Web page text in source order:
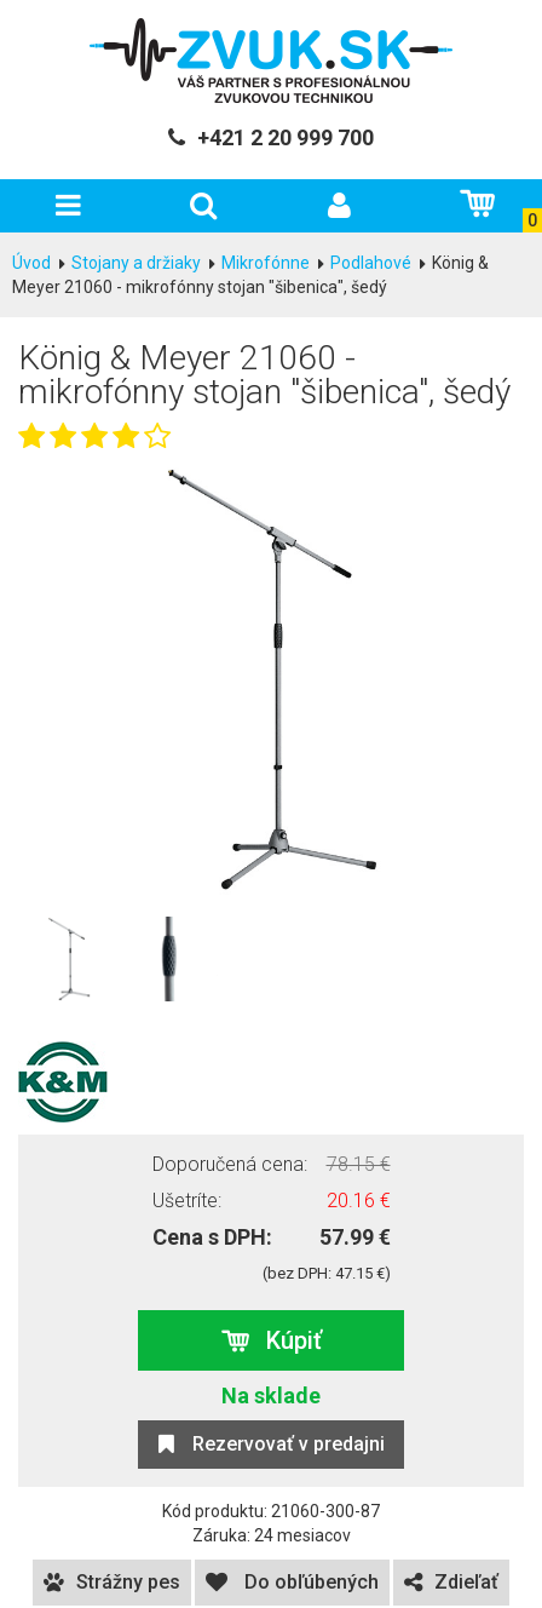
+421 2 20 999 700
0
Úvod Stojany a držiaky Mikrofónne Podlahové
König &
Meyer 21060 - mikrofónny stojan "šibenica", šedý
König & Meyer 21060 -
mikrofónny stojan "šibenica", šedý
Doporučená cena:
78.15 €
Ušetríte:
20.16 €
Cena s DPH: 57.99 €
(bez DPH: 47.15 €)
Kúpiť
Na sklade
Rezervovať v predajni
Kód produktu: 21060-300-87
Záruka: 24 mesiacov
Strážny pes Do obľúbených Zdieľať